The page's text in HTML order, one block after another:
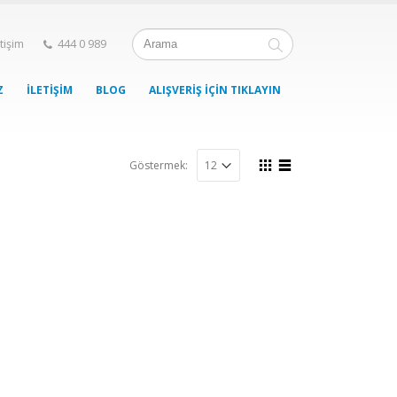
444 0 989
İLETIŞIM BLOG ALIŞVERIŞ İÇIN TIKLAYIN
Göstermek: